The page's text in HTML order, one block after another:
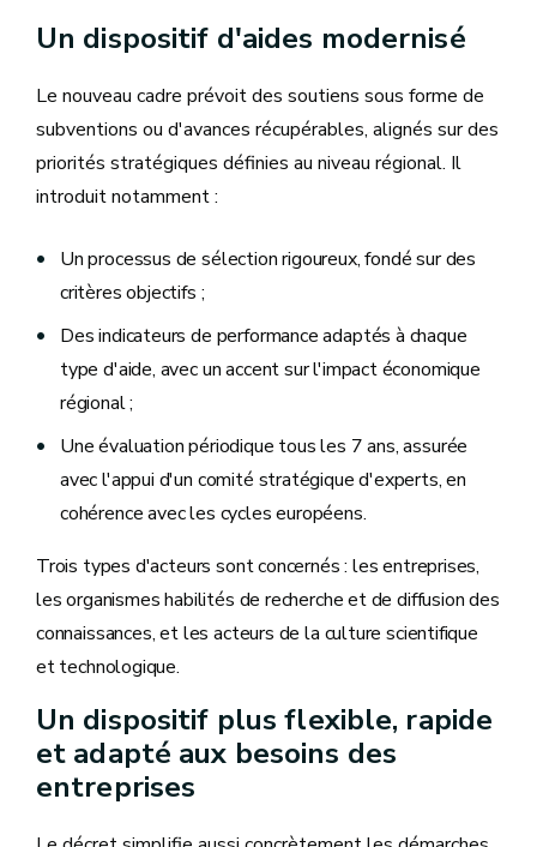
Un dispositif d'aides modernisé
Le nouveau cadre prévoit des soutiens sous forme de
subventions ou d'avances récupérables, alignés sur des
priorités stratégiques définies au niveau régional. Il
introduit notamment :
Un processus de sélection rigoureux, fondé sur des
critères objectifs ;
Des indicateurs de performance adaptés à chaque
type d'aide, avec un accent sur l'impact économique
régional ;
Une évaluation périodique tous les 7 ans, assurée
avec l'appui d'un comité stratégique d'experts, en
cohérence avec les cycles européens.
Trois types d'acteurs sont concernés : les entreprises,
les organismes habilités de recherche et de diffusion des
connaissances, et les acteurs de la culture scientifique
et technologique.
Un dispositif plus flexible, rapide
et adapté aux besoins des
entreprises